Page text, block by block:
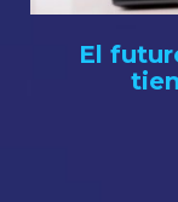
El